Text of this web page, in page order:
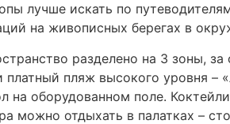
лучше искать по
на живописных берегах в
разделено на 3 зоны,
платный пляж высокого уровня –
на оборудованном поле.
можно отдыхать в палатках –